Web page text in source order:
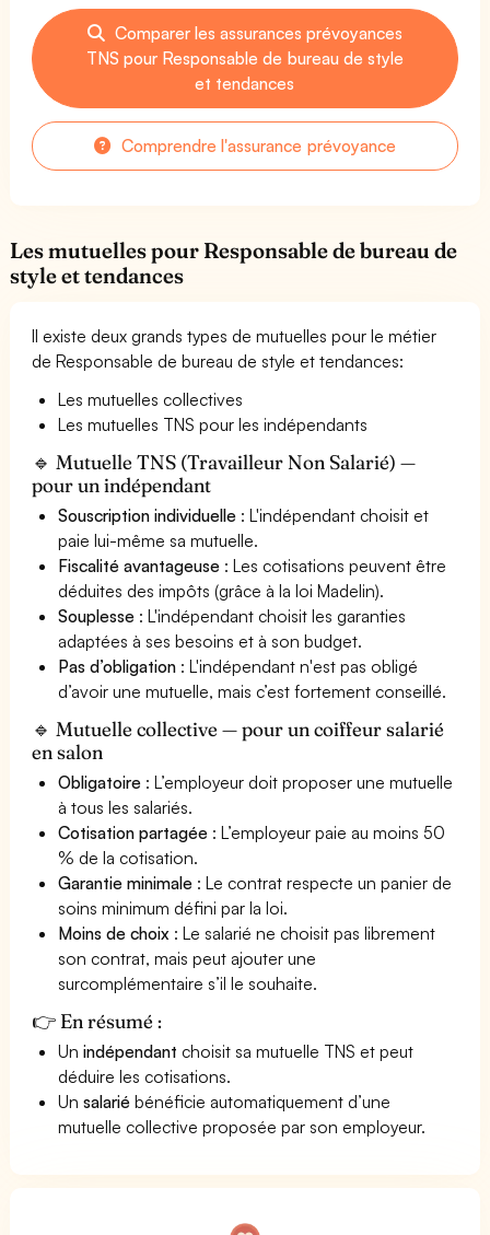
Comparer les assurances prévoyances
TNS pour Responsable de bureau de style
et tendances
Comprendre l'assurance prévoyance
Les mutuelles pour Responsable de bureau de
style et tendances
Il existe deux grands types de mutuelles pour le métier
de Responsable de bureau de style et tendances:
Les mutuelles collectives
Les mutuelles TNS pour les indépendants
🔹 Mutuelle TNS (Travailleur Non Salarié) —
pour un indépendant
Souscription individuelle : L'indépendant choisit et
paie lui-même sa mutuelle.
Fiscalité avantageuse : Les cotisations peuvent être
déduites des impôts (grâce à la loi Madelin).
Souplesse : L'indépendant choisit les garanties
adaptées à ses besoins et à son budget.
Pas d’obligation : L'indépendant n'est pas obligé
d’avoir une mutuelle, mais c’est fortement conseillé.
🔹 Mutuelle collective — pour un coiffeur salarié
en salon
Obligatoire : L’employeur doit proposer une mutuelle
à tous les salariés.
Cotisation partagée : L’employeur paie au moins 50
% de la cotisation.
Garantie minimale : Le contrat respecte un panier de
soins minimum défini par la loi.
Moins de choix : Le salarié ne choisit pas librement
son contrat, mais peut ajouter une
surcomplémentaire s’il le souhaite.
👉 En résumé :
Unindépendant choisit sa mutuelle TNS et peut
déduire les cotisations.
Unsalarié bénéficie automatiquement d’une
mutuelle collective proposée par son employeur.